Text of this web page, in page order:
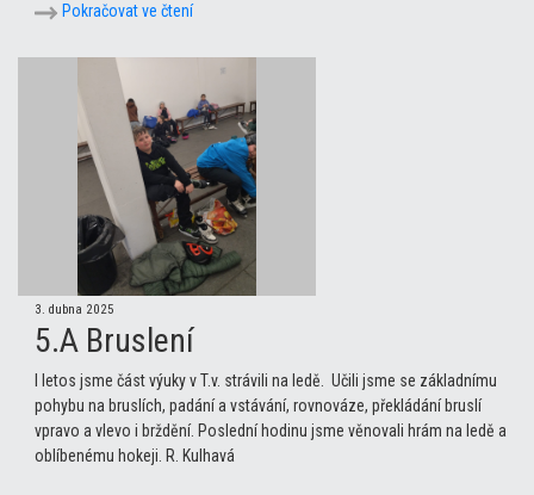
Pokračovat ve čtení
3. dubna 2025
5.A Bruslení
I letos jsme část výuky v T.v. strávili na ledě. Učili jsme se základnímu
pohybu na bruslích, padání a vstávání, rovnováze, překládání bruslí
vpravo a vlevo i brždění. Poslední hodinu jsme věnovali hrám na ledě a
oblíbenému hokeji. R. Kulhavá